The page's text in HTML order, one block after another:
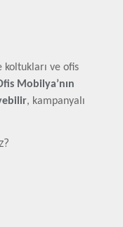
koltukları ve ofis
Mobilya’nın
, kampanyalı